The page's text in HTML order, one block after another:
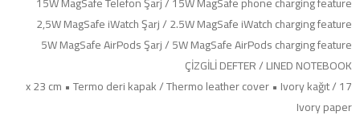
2,5W MagSafe iWatch Şarj / 2.5W MagSafe iWatch charging feature
5W MagSafe AirPods Şarj / 5W MagSafe AirPods charging feature
ÇİZGİLİ DEFTER / LINED NOTEBOOK
17 x 23 cm • Termo deri kapak / Thermo leather cover • Ivory kağıt /
Ivory paper